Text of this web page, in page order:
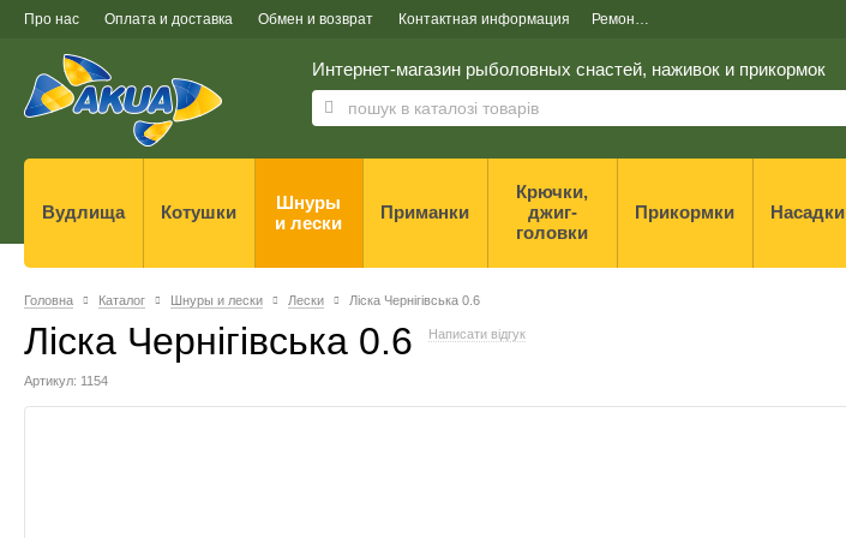
Про нас Оплата и доставка Обмен и возврат Контактная информация Ремонт и реставрация спиннингов
Интернет-магазин рыболовных снастей, наживок и прикормок
Вудлища Котушки
Шнуры
и лески
Приманки
Крючки,
джиг-
головки
Прикормки Насадки
Головна Каталог Шнуры и лески Лески Ліска Чернігівська 0.6
Ліска Чернігівська 0.6 Написати відгук
Артикул: 1154